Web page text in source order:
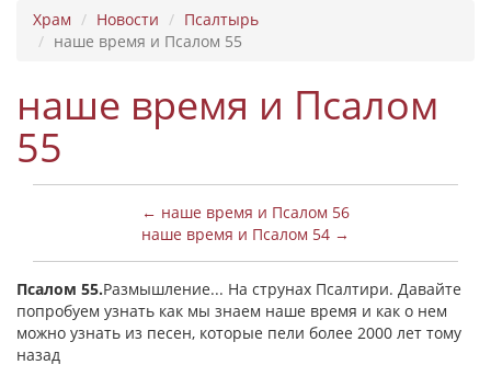
Храм Новости
Псалтырь
наше время и Псалом 55
наше время и Псалом
55
← наше время и Псалом 56
наше время и Псалом 54 →
Псалом 55.Размышление... На струнах Псалтири. Давайте
попробуем узнать как мы знаем наше время и как о нем
можно узнать из песен, которые пели более 2000 лет тому
назад